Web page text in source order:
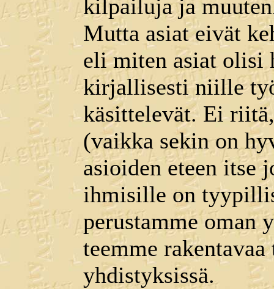
kilpailuja ja
Mutta asiat eivät
eli miten asiat olisi
kirjallisesti niille
käsittelevät. Ei
(vaikka sekin on
asioiden eteen itse
ihmisille on
perustamme oman
teemme
yhdistyksissä.